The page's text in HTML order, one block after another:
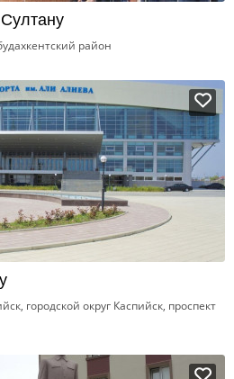
район
городской округ Каспийск, проспект